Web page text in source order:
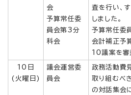
会
予算常任委
員会第3分
科会
査を行い、
しました。
予算常任委
会計補正予算
10議案を審
10日
(火曜日)
議会運営委
員会
政務活動費
取り組むべ
の対話集会